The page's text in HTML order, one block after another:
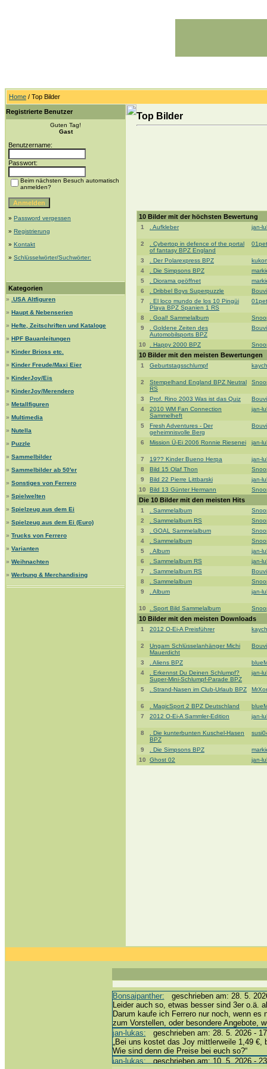
Home / Top Bilder
Registrierte Benutzer
Guten Tag!
Gast
Benutzername:
Passwort:
Beim nächsten Besuch automatisch
anmelden?
» Password vergessen
» Registrierung
» Kontakt
» Schlüsselwörter/Suchwörter:
Kategorien
»
.USA Altfiguren
» Haupt & Nebenserien
» Hefte, Zeitschriften und Kataloge
» HPF Bauanleitungen
» Kinder Brioss etc.
» Kinder Freude/Maxi Eier
» KinderJoy/Eis
» KinderJoy/Merendero
» Metallfiguren
» Multimedia
» Nutella
» Puzzle
» Sammelbilder
» Sammelbilder ab 50'er
» Sonstiges von Ferrero
» Spielwelten
» Spielzeug aus dem Ei
» Spielzeug aus dem Ei (Euro)
» Trucks von Ferrero
» Varianten
» Weihnachten
» Werbung & Merchandising
Top Bilder
10 Bilder mit der höchsten Bewertung
1 . Aufkleber jan-
2
. Cybertop in defence of the portal
of fantasy BPZ England
3 . Der Polarexpress BPZ
4
. Die Simpsons BPZ
5
. Diorama geöffnet
6
. Dribbel Boys Superpuzzle
7
. El loco mundo de los 10 Pingüi
Playa BPZ Spanien 1 RS
8 . Goal! Sammelalbum
9
. Goldene Zeiten des
Automobilsports BPZ
10 . Happy 2000 BPZ
10 Bilder mit den meisten Bewertungen
1 Geburtstagsschlumpf
2
Stempelhand England BPZ Neutral
RS
3 Prof. Rino 2003 Was ist das Quiz
4
2010 WM Fan Connection
Sammelheft
jan-
5
Fresh Adventures - Der
geheimnisvolle Berg
6 Mission Ü-Ei 2006 Ronnie Riesenei jan-
7 19?? Kinder Bueno Herpa
jan-
8
Bild 15 Olaf Thon
9
Bild 22 Pierre Littbarski
jan-
10
Bild 13 Günter Hermann
Die 10 Bilder mit den meisten Hits
1 . Sammelalbum
2
. Sammelalbum RS
3
. GOAL Sammelalbum
4
. Sammelalbum
5
. Album
jan-
6
. Sammelalbum RS
jan-
7
. Sammelalbum RS
8
. Sammelalbum
9
. Album jan-
10 . Sport Bild Sammelalbum
10 Bilder mit den meisten Downloads
1 2012 O-Ei-A Preisführer
2
Ungarn Schlüsselanhänger Michi
Mauerdicht
3 . Aliens BPZ
4
. Erkennst Du Deinen Schlumpf?
Super-Mini-Schlumpf-Parade BPZ
jan-
5 . Strand-Nasen im Club-Urlaub BPZ
6 . MagicSport 2 BPZ Deutschland
7
2012 O-Ei-A Sammler-Edition jan-
8
. Die kunterbunten Kuschel-Hasen
BPZ
9 . Die Simpsons BPZ
10
Ghost 02 jan-
Bonsaipanther: geschrieben am: 28. 5.
Leider auch so, etwas besser sind 3er o.ä.
Darum kaufe ich Ferrero nur noch, wenn es
zum Vorstellen, oder besondere Angebote,
jan-lukas: geschrieben am: 28. 5. 2026 -
„Bei uns kostet das Joy mittlerweile 1,49 €,
Wie sind denn die Preise bei euch so?“
jan-lukas:geschrieben am: 10. 5. 2026 -